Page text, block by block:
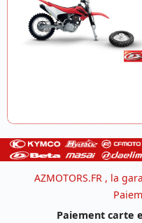
AZMOTORS.FR , la
Paiement carte